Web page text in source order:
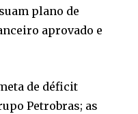
plano de
aprovado e
de déficit
Petrobras; as